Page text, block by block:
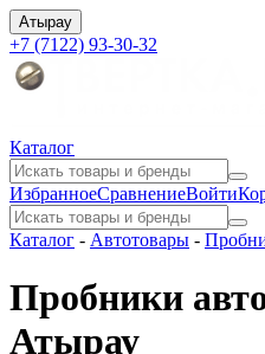
Атырау
+7 (7122) 93-30-32
Каталог
ИзбранноеСравнениеВойти
Каталог - Автотовары -
Пробники
Атырау